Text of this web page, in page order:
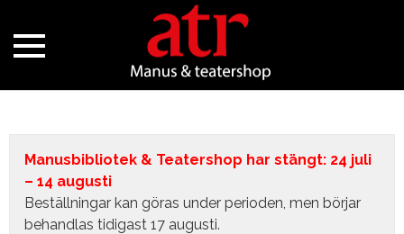
Manusbibliotek & Teatershop har stängt: 24 juli
– 14 augusti
Beställningar kan göras under perioden, men börjar
behandlas tidigast 17 augusti.